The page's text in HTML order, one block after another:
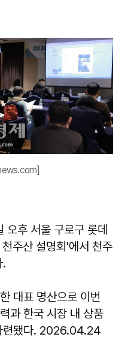
후 서울 구로구 롯데
주산 설명회'에서 천주
.
대표 명산으로 이번
과 한국 시장 내 상품
련됐다. 2026.04.24